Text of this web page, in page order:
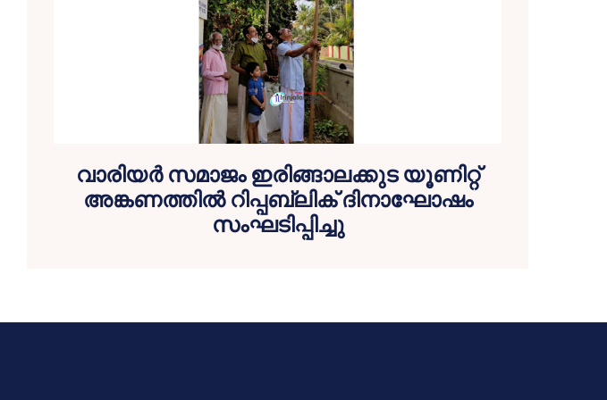
വാരിയർ സമാജം ഇരിങ്ങാലക്കുട യൂണിറ്റ്
അങ്കണത്തിൽ റിപ്പബ്ലിക് ദിനാഘോഷം
സംഘടിപ്പിച്ചു